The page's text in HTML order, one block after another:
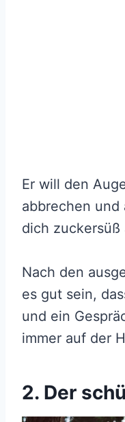
Er will den
abbrechen und
dich zuckersüß
Nach den
es gut sein,
und ein
immer auf der
2. Der